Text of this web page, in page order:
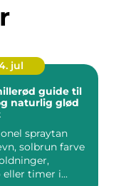
jul
guide til
naturlig glød
spraytan
solbrun farve
eller timer i...